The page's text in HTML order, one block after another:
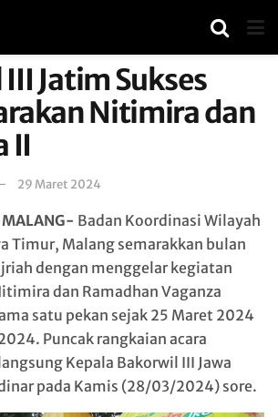
Jatim Sukses
Nitimira dan
II
29 Maret 2024
MALANG- Badan Koordinasi Wilayah
Timur, Malang semarakkan bulan
dengan menggelar kegiatan
dan Ramadhan Vaganza
satu pekan sejak 25 Maret 2024
Puncak rangkaian acara
Kepala Bakorwil III Jawa
pada Kamis (28/03/2024) sore.